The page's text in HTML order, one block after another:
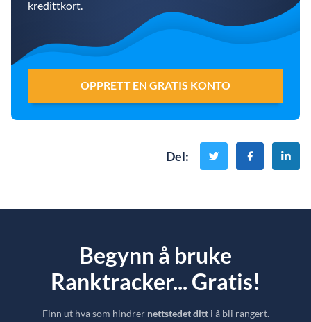
kredittkort.
OPPRETT EN GRATIS KONTO
Del:
Begynn å bruke
Ranktracker... Gratis!
Finn ut hva som hindrer nettstedet ditti å bli rangert.